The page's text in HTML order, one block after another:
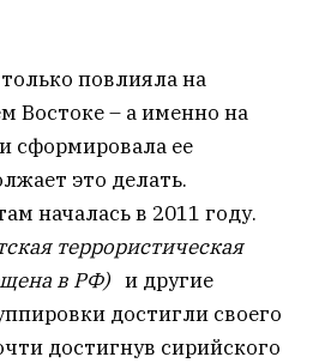
повлияла на
Востоке – а именно на
сформировала ее
это делать.
началась в 2011 году.
террористическая
в РФ) и другие
достигли своего
достигнув сирийского